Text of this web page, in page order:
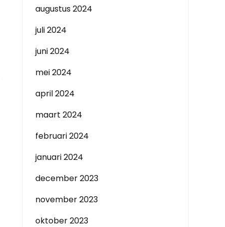
augustus 2024
juli 2024
juni 2024
mei 2024
april 2024
maart 2024
februari 2024
januari 2024
december 2023
november 2023
oktober 2023